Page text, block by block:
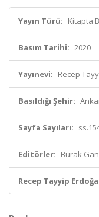
Yayın Türü: Kitapta
Basım Tarihi: 2020
Yayınevi: Recep
Basıldığı Şehir:
Sayfa Sayıları:
Editörler: Burak
Recep Tayyip